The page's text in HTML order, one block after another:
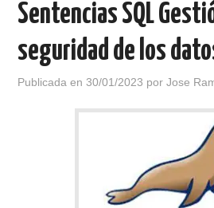
Sentencias SQL
seguridad de los
Publicada en30/01/2023 porJose